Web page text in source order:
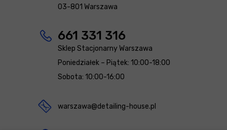
03-801 Warszawa
661 331 316
Sklep Stacjonarny Warszawa
Poniedziałek – Piątek: 10:00-18:00
Sobota: 10:00-16:00
warszawa@detailing-house.pl